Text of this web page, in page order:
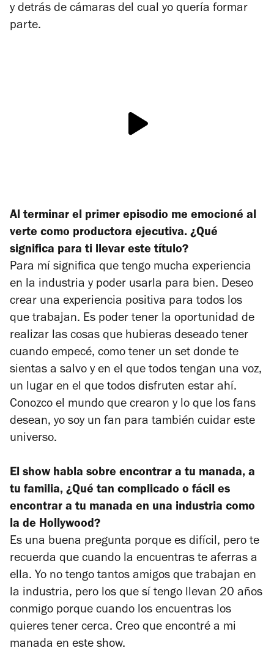
y detrás de cámaras del cual yo quería formar
parte.
Al terminar el primer episodio me emocioné al
verte como productora ejecutiva. ¿Qué
significa para ti llevar este título?
Para mí significa que tengo mucha experiencia
en la industria y poder usarla para bien. Deseo
crear una experiencia positiva para todos los
que trabajan. Es poder tener la oportunidad de
realizar las cosas que hubieras deseado tener
cuando empecé, como tener un set donde te
sientas a salvo y en el que todos tengan una voz,
un lugar en el que todos disfruten estar ahí.
Conozco el mundo que crearon y lo que los fans
desean, yo soy un fan para también cuidar este
universo.
El show habla sobre encontrar a tu manada, a
tu familia, ¿Qué tan complicado o fácil es
encontrar a tu manada en una industria como
la de Hollywood?
Es una buena pregunta porque es difícil, pero te
recuerda que cuando la encuentras te aferras a
ella. Yo no tengo tantos amigos que trabajan en
la industria, pero los que sí tengo llevan 20 años
conmigo porque cuando los encuentras los
quieres tener cerca. Creo que encontré a mi
manada en este show.